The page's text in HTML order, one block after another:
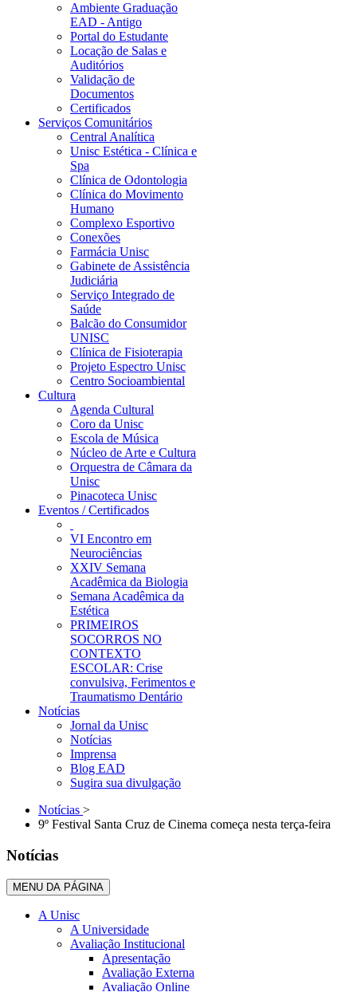
Ambiente Graduação
EAD - Antigo
Portal do Estudante
Locação de Salas e
Auditórios
Validação de
Documentos
Certificados
Serviços Comunitários
Central Analítica
Unisc Estética - Clínica e
Spa
Clínica de Odontologia
Clínica do Movimento
Humano
Complexo Esportivo
Conexões
Farmácia Unisc
Gabinete de Assistência
Judiciária
Serviço Integrado de
Saúde
Balcão do Consumidor
UNISC
Clínica de Fisioterapia
Projeto Espectro Unisc
Centro Socioambiental
Cultura
Agenda Cultural
Coro da Unisc
Escola de Música
Núcleo de Arte e Cultura
Orquestra de Câmara da
Unisc
Pinacoteca Unisc
Eventos / Certificados
VI Encontro em
Neurociências
XXIV Semana
Acadêmica da Biologia
Semana Acadêmica da
Estética
PRIMEIROS
SOCORROS NO
CONTEXTO
ESCOLAR: Crise
convulsiva, Ferimentos e
Traumatismo Dentário
Notícias
Jornal da Unisc
Notícias
Imprensa
Blog EAD
Sugira sua divulgação
Notícias >
9º Festival Santa Cruz de Cinema começa nesta terça-feira
Notícias
MENU DA PÁGINA
A Unisc
A Universidade
Avaliação Institucional
Apresentação
Avaliação Externa
Avaliação Online